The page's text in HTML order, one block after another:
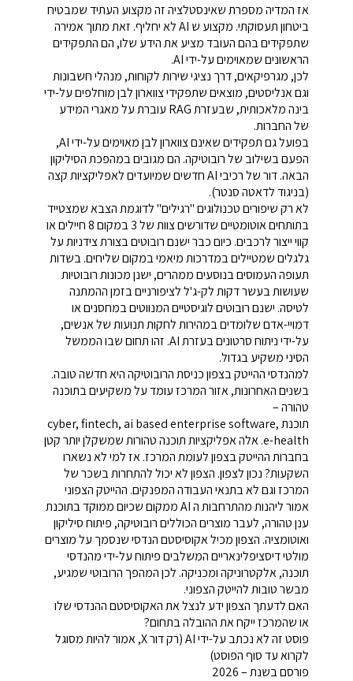
אז המדיה מספרת שאינסטלציה זה מקצוע העתיד שמבטיח
ביטחון תעסוקתי. מקצוע ש AI לא יחליף. זאת מתוך אמירה
שתפקידים בהם העובד מציע את הידע שלו, הם התפקידים
הראשונים שמאוימים על-ידי AI.
לכן, מגרפיקאים, דרך נציגי שירות לקוחות, מנהלי חשבונות
וגם אנליסטים, מוצאים שתפקידי צווארון לבן מוחלפים על-ידי
בינה מלאכותית, שבעזרת RAG עוברת על מאגרי המידע
של החברות.
בפועל גם תפקידים שאינם צווארון לבן מאוימים על-ידי AI,
הפעם בשילוב של רובוטיקה. הם מגובים במהפכת הסיליקון
הבאה. דור של רכיבי AI חדשים שמיועדים לאפליקציות קצה
(בניגוד לדאטה סנטר).
לא רק שיפורים טכנולוגים "רגילים" לדוגמת הצבא שמצטייד
בתותחים אוטומטיים שדורשים צוות של 3 במקום 8 חיילים או
קווי ייצור לרכבים. כיום כבר ישנם רובוטים בצורת צידניות על
גלגלים שמטיילים במדרכות מיאמי במקום שליחים. בשדות
תעופה העמוסים בנוסעים ממהרים, ישנן מכונות רובוטיות
שעושות בעשר דקות לק-ג'ל לציפורניים בזמן ההמתנה
לטיסה. ישנם רובוטים לוגיסטיים המנווטים במחסנים או
דמויי-אדם שלומדים במהירות לחקות תנועות של אנשים,
על-ידי ניתוח סרטונים בעזרת AI. זהו תחום שבו הממשל
הסיני משקיע בגדול.
למהנדסי ההייטק בצפון כניסת הרובוטיקה היא חדשה טובה.
בשנים האחרונות, אזור המרכז עומד על משקיעים בתוכנה
טהורה –
תוכנת cyber, fintech, ai based enterprise software,
e-health. אלה אפליקציות תוכנה טהורות שמשקלן יותר קטן
בחברות ההייטק בצפון לעומת המרכז. אז למי לא נשארו
השקעות? נכון לצפון. הצפון לא יכול להתחרות בשכר של
המרכז וגם לא בתנאי העבודה המפנקים. ההייטק הצפוני
אמור ליהנות מהתרחבות ה AI ממקום שכיום ממוקד בתוכנת
ענן טהורה, לעבר מוצרים הכוללים רובוטיקה, פיתוח סיליקון
ואוטומציה. הצפון מכיל אקוסיסטם הנדסי שנסמך על מוצרים
מולטי דיסציפלינאריים המשלבים פיתוח על-ידי מהנדסי
תוכנה, אלקטרוניקה ומכניקה. לכן המהפך הרובוטי שמגיע,
מבשר טובות להייטק הצפוני.
האם לדעתך הצפון ידע לנצל את האקוסיסטם ההנדסי שלו
או שהמרכז ייקח את ההובלה בתחום?
פוסט זה לא נכתב על-ידי AI (רק דור X, אמור להיות מסוגל
לקרוא עד סוף הפוסט)
פורסם בשנת – 2026